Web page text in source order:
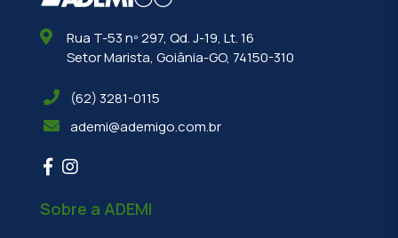
Rua T-53 nº 297, Qd. J-19, Lt. 16
Setor Marista, Goiânia-GO, 74150-310
(62) 3281-0115
ademi@ademigo.com.br
Sobre a ADEMI